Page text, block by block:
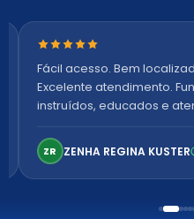
Nota 5 de 5 estrelas
Fácil acesso. Bem
Excelente atendimento.
instruídos, educados e
confortável. Perfeito!
ZR ZENHA REGINA KUSTER